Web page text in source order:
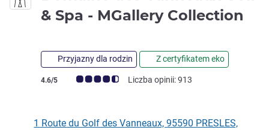
& Spa - MGallery Collection
Przyjazny dla rodzin Z certyfikatem eko
Ocena klientów (Ocena ALL)
4.6/5 Liczba opinii: 913
1 Route du Golf des Vanneaux, 95590 PRESLES,